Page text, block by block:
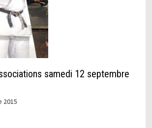
samedi 12 septembre
2015